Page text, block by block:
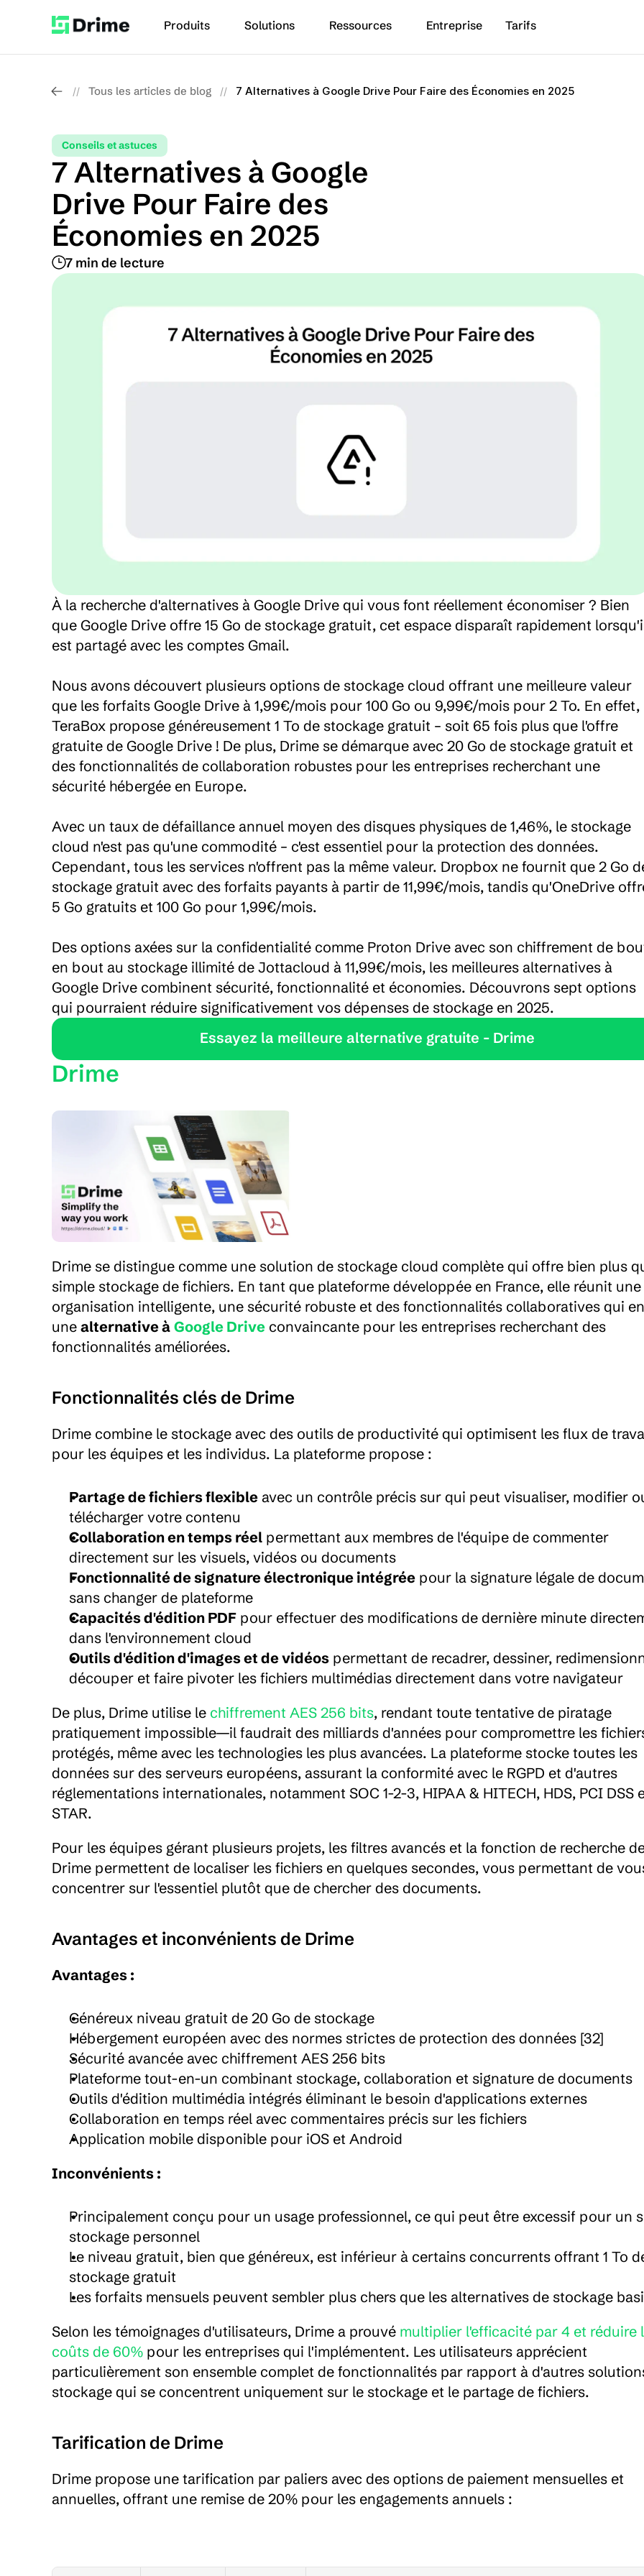
// Tous les articles de blog // 7 Alternatives à Google Drive Pour Faire des Économies en 2025
Conseils et astuces
7 Alternatives à Google
Drive Pour Faire des
Économies en 2025
7 min de lecture
À la recherche d'alternatives à Google Drive qui vous font réellement économiser ? Bien
que Google Drive offre 15 Go de stockage gratuit, cet espace disparaît rapidement
est partagé avec les comptes Gmail.
Nous avons découvert plusieurs options de stockage cloud offrant une meilleure valeur
que les forfaits Google Drive à 1,99€/mois pour 100 Go ou 9,99€/mois pour 2 To. En effet,
TeraBox propose généreusement 1 To de stockage gratuit – soit 65 fois plus que l'offre
gratuite de Google Drive ! De plus, Drime se démarque avec 20 Go de stockage gratuit et
des fonctionnalités de collaboration robustes pour les entreprises recherchant une
sécurité hébergée en Europe.
Avec un taux de défaillance annuel moyen des disques physiques de 1,46%, le stockage
cloud n'est pas qu'une commodité – c'est essentiel pour la protection des données.
Cependant, tous les services n'offrent pas la même valeur. Dropbox ne fournit que 2 Go
stockage gratuit avec des forfaits payants à partir de 11,99€/mois, tandis qu'OneDrive
5 Go gratuits et 100 Go pour 1,99€/mois.
Des options axées sur la confidentialité comme Proton Drive avec son chiffrement de
en bout au stockage illimité de Jottacloud à 11,99€/mois, les meilleures alternatives à
Google Drive combinent sécurité, fonctionnalité et économies. Découvrons sept options
qui pourraient réduire significativement vos dépenses de stockage en 2025.
    Essayez la meilleure alternative gratuite - Drime
Drime
Drime se distingue comme une solution de stockage cloud complète qui offre bien plus
simple stockage de fichiers. En tant que plateforme développée en France, elle réunit une
organisation intelligente, une sécurité robuste et des fonctionnalités collaboratives qui
une alternative à Google Drive convaincante pour les entreprises recherchant des
fonctionnalités améliorées.
Fonctionnalités clés de Drime
Drime combine le stockage avec des outils de productivité qui optimisent les flux de
pour les équipes et les individus. La plateforme propose :
Partage de fichiers flexible avec un contrôle précis sur qui peut visualiser, modifier
télécharger votre contenu
Collaboration en temps réel permettant aux membres de l'équipe de commenter
directement sur les visuels, vidéos ou documents
Fonctionnalité de signature électronique intégrée pour la signature légale de
sans changer de plateforme
Capacités d'édition PDF pour effectuer des modifications de dernière minute
dans l'environnement cloud
Outils d'édition d'images et de vidéos permettant de recadrer, dessiner,
découper et faire pivoter les fichiers multimédias directement dans votre navigateur
De plus, Drime utilise le chiffrement AES 256 bits, rendant toute tentative de piratage
pratiquement impossible—il faudrait des milliards d'années pour compromettre les
protégés, même avec les technologies les plus avancées. La plateforme stocke toutes les
données sur des serveurs européens, assurant la conformité avec le RGPD et d'autres
réglementations internationales, notamment SOC 1-2-3, HIPAA & HITECH, HDS, PCI DSS
STAR.
Pour les équipes gérant plusieurs projets, les filtres avancés et la fonction de recherche
Drime permettent de localiser les fichiers en quelques secondes, vous permettant de
concentrer sur l'essentiel plutôt que de chercher des documents.
Avantages et inconvénients de Drime
Avantages :
Généreux niveau gratuit de 20 Go de stockage
Hébergement européen avec des normes strictes de protection des données [32]
Sécurité avancée avec chiffrement AES 256 bits
Plateforme tout-en-un combinant stockage, collaboration et signature de documents
Outils d'édition multimédia intégrés éliminant le besoin d'applications externes
Collaboration en temps réel avec commentaires précis sur les fichiers
Application mobile disponible pour iOS et Android
Inconvénients :
Principalement conçu pour un usage professionnel, ce qui peut être excessif pour un
stockage personnel
Le niveau gratuit, bien que généreux, est inférieur à certains concurrents offrant 1 To
stockage gratuit
Les forfaits mensuels peuvent sembler plus chers que les alternatives de stockage
Selon les témoignages d'utilisateurs, Drime a prouvé multiplier l'efficacité par 4 et réduire
coûts de 60% pour les entreprises qui l'implémentent. Les utilisateurs apprécient
particulièrement son ensemble complet de fonctionnalités par rapport à d'autres
stockage qui se concentrent uniquement sur le stockage et le partage de fichiers.
Tarification de Drime
Drime propose une tarification par paliers avec des options de paiement mensuelles et
annuelles, offrant une remise de 20% pour les engagements annuels :
Produits Solutions Ressources Entreprise Tarifs